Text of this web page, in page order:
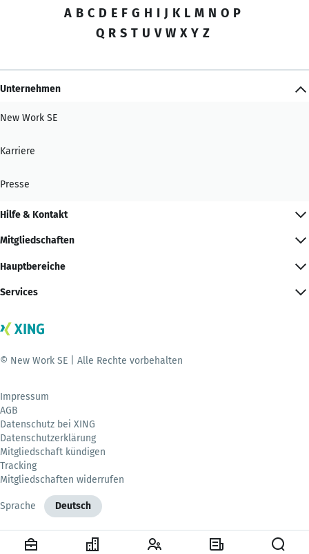
A B C D E F G H I J K L M N O P
Q R S T U V W X Y Z
Unternehmen
New Work SE
Karriere
Presse
Hilfe & Kontakt
Mitgliedschaften
Hauptbereiche
Services
© New Work SE | Alle Rechte vorbehalten
Impressum
AGB
Datenschutz bei XING
Datenschutzerklärung
Mitgliedschaft kündigen
Tracking
Mitgliedschaften widerrufen
Sprache Deutsch